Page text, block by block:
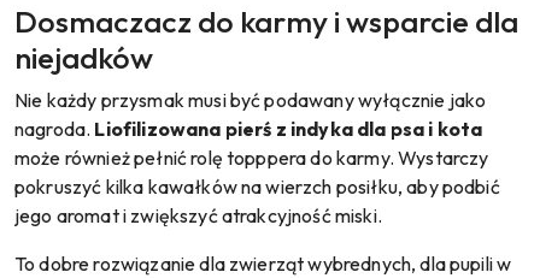
Dosmaczacz do karmy i wsparcie dla
niejadków
Nie każdy przysmak musi być podawany wyłącznie jako
nagroda. Liofilizowana pierś z indyka dla psa i kota
może również pełnić rolę topppera do karmy. Wystarczy
pokruszyć kilka kawałków na wierzch posiłku, aby podbić
jego aromat i zwiększyć atrakcyjność miski.
To dobre rozwiązanie dla zwierząt wybrednych, dla pupili w